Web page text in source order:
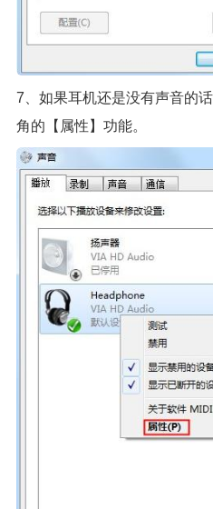
7、如果耳机还是没有声音的
角的【属性】功能。